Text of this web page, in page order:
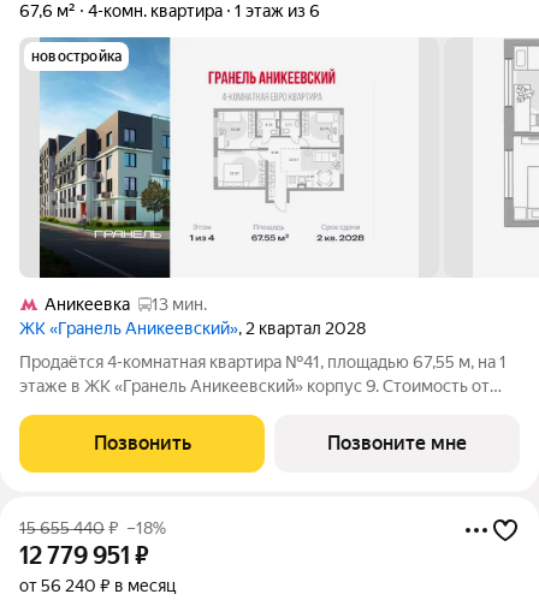
67,6 м²
4-комн. квартира 1 этаж из 6
новостройка
Аникеевка
13 мин.
ЖК «Гранель Аникеевский», 2 квартал 2028
Продаётся 4-комнатная квартира №41, площадью 67,55 м, на 1
этаже в ЖК «Гранель Аникеевский» корпус 9. Стоимость от
окна на улицу. Проект расположился в экологически чистом
районе Подмосковья
Позвонить Позвоните мне
15 655 440₽ –18%
12 779 951 ₽
от 56 240 ₽ в месяц